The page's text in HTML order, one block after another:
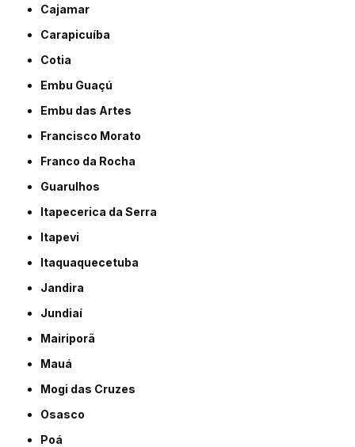
Cajamar
Carapicuíba
Cotia
Embu Guaçú
Embu das Artes
Francisco Morato
Franco da Rocha
Guarulhos
Itapecerica da Serra
Itapevi
Itaquaquecetuba
Jandira
Jundiaí
Mairiporã
Mauá
Mogi das Cruzes
Osasco
Poá